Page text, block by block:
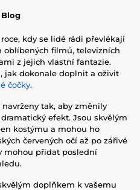
Blog
kdy se lidé rádi převlékají
oblíbených filmů, televizních
z jejich vlastní fantazie.
jak dokonale doplnit a oživit
čočky.
tak, aby změnily
efekt. Jsou skvělým
kostýmu a mohou ho
červených očí až po zářivé
mohou přidat poslední
doplňkem k vašemu